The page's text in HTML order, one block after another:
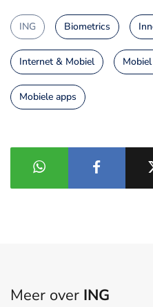
ING Biometrics
Internet & Mobiel
Mobiele apps
Meer over ING